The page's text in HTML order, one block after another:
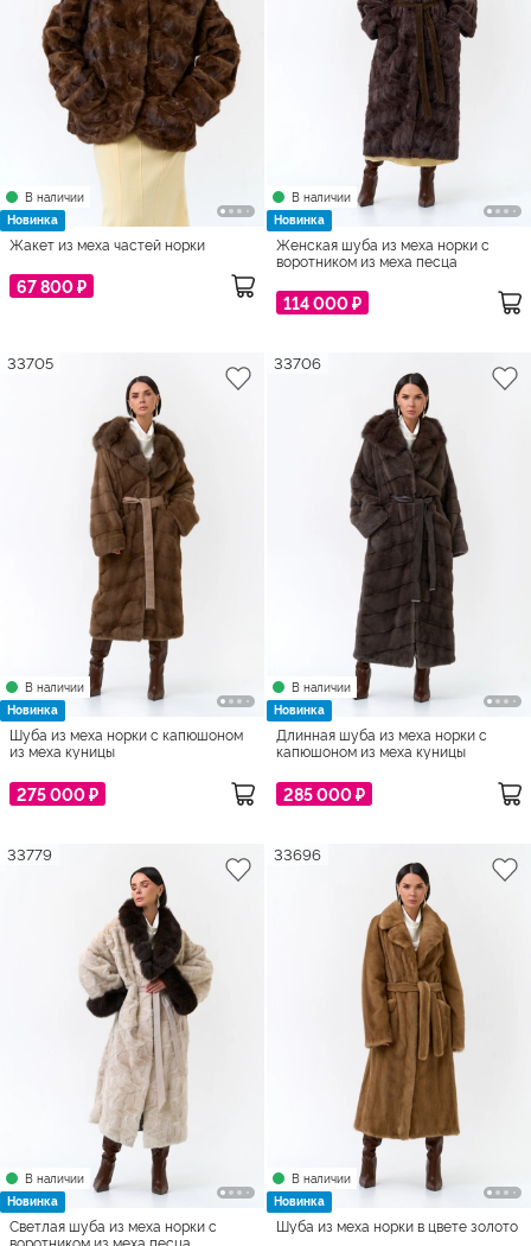
В наличии
Новинка
Жакет из меха частей норки
67 800 ₽
В наличии
Новинка
Женская шуба из меха норки с
воротником из меха песца
114 000 ₽
В наличии
Новинка
33705
Шуба из меха норки с капюшоном
из меха куницы
275 000 ₽
В наличии
Новинка
33706
Длинная шуба из меха норки с
капюшоном из меха куницы
285 000 ₽
В наличии
Новинка
33779
Светлая шуба из меха норки с
воротником из меха песца
В наличии
Новинка
33696
Шуба из меха норки в цвете золото